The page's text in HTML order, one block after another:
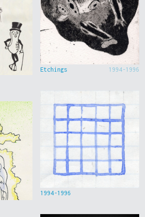
Etchings 1994-1996
1994-1996